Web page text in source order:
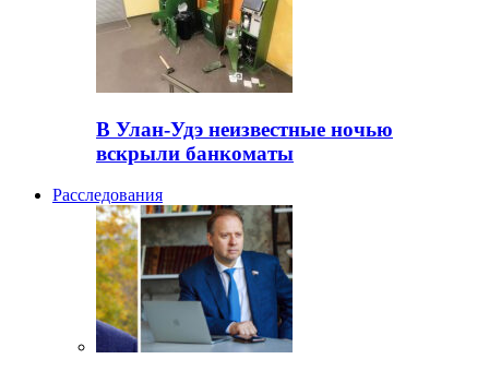
В Улан-Удэ неизвестные ночью
вскрыли банкоматы
Расследования